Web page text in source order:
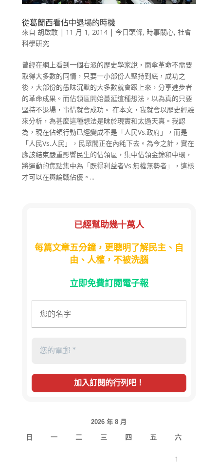
從葛蘭西看佔中退場的時機
來自 胡啟敢| 11 月 1, 2014| 今日頭條, 時事關心, 社會
科學研究
曾經在網上看到一個右派的歷史學家說，雨傘革命不需要
取得大多數的同情，只要一小部份人堅持到底，成功之
後，大部份的愚昧沉默的大多數就會跟上來，分享進步者
的革命成果。而佔領區開始蔓延這種想法，以為真的只要
堅持不退場，事情就會成功。 在本文，我就會以歷史經驗
來分析，為甚麼這種想法是昧於現實和太過天真。我認
為，現在佔領行動已經變成不是「人民Vs.政府」，而是
「人民Vs.人民」，民眾間正在內耗下去。為今之計，實在
應該結束嚴重影響民生的佔領區，集中佔領金鐘和中環，
將運動的焦點集中為「既得利益者Vs.無權無勢者」，這樣
才可以在輿論戰佔優。...
已經幫助幾十萬人
每篇文章五分鐘，更聰明了解民主、自
由、人權，不被洗腦
立即免費訂閱電子報
2026 年 8 月
日 一 二 三 四 五 六
1